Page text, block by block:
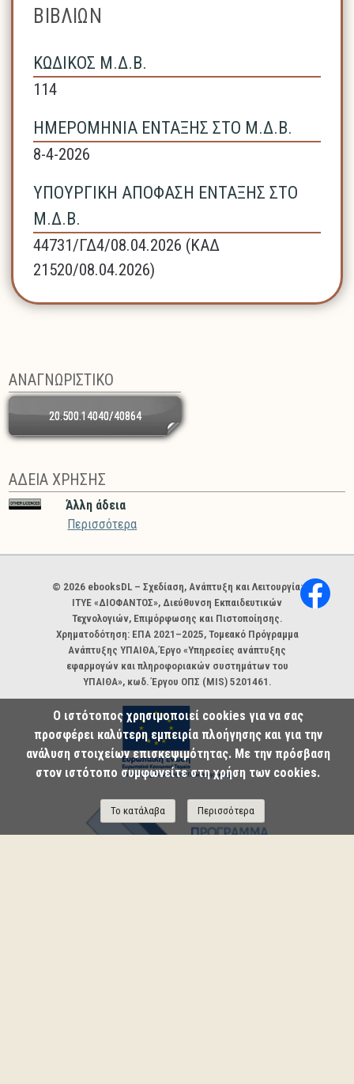
ΒΙΒΛΙΩΝ
ΚΩΔΙΚΟΣ Μ.Δ.Β.
114
ΗΜΕΡΟΜΗΝΙΑ ΕΝΤΑΞΗΣ ΣΤΟ Μ.Δ.Β.
8-4-2026
ΥΠΟΥΡΓΙΚΗ ΑΠΟΦΑΣΗ ΕΝΤΑΞΗΣ ΣΤΟ
Μ.Δ.Β.
44731/ΓΔ4/08.04.2026 (ΚΑΔ
21520/08.04.2026)
ΑΝΑΓΝΩΡΙΣΤΙΚΟ
20.500.14040/40864
ΑΔΕΙΑ ΧΡΗΣΗΣ
Άλλη άδεια
Περισσότερα
Χορηγοί και φορείς
© 2026 ebooksDL – Σχεδίαση, Ανάπτυξη και Λειτουργία:
ΙΤΥΕ «ΔΙΟΦΑΝΤΟΣ», Διεύθυνση Εκπαιδευτικών
Τεχνολογιών, Επιμόρφωσης και Πιστοποίησης.
Χρηματοδότηση: ΕΠΑ 2021–2025, Τομεακό Πρόγραμμα
Ανάπτυξης ΥΠΑΙΘΑ, Έργο «Υπηρεσίες ανάπτυξης
εφαρμογών και πληροφοριακών συστημάτων του
ΥΠΑΙΘΑ», κωδ. Έργου ΟΠΣ (MIS) 5201461.
Ο ιστότοπος χρησιμοποιεί cookies για να σας
προσφέρει καλύτερη εμπειρία πλοήγησης και για την
ανάλυση στοιχείων επισκεψιμότητας. Με την πρόσβαση
στον ιστότοπο συμφωνείτε στη χρήση των cookies.
Το κατάλαβα Περισσότερα